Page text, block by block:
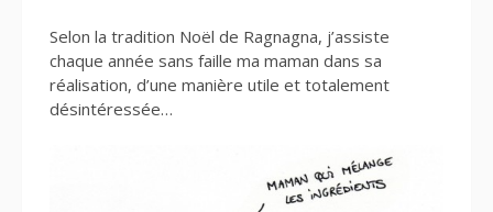
Selon la tradition Noël de Ragnagna, j’assiste
chaque année sans faille ma maman dans sa
réalisation, d’une manière utile et totalement
désintéressée…